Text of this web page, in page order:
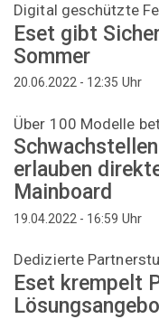
Digital geschützte
Eset gibt
Sommer
20.06.2022 - 12:35 Uhr
Über 100 Modelle
erlauben
Mainboard
19.04.2022 - 16:59 Uhr
Dedizierte
Eset krempelt